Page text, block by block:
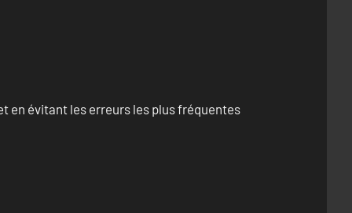
en évitant les erreurs les plus fréquentes